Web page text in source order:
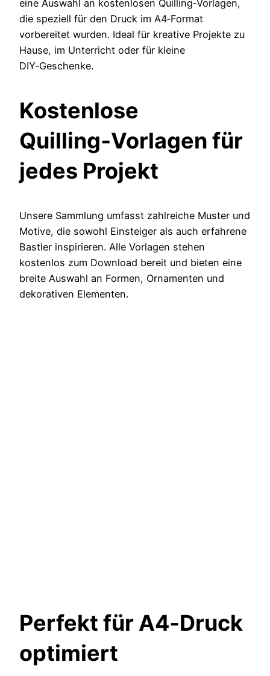
eine Auswahl an kostenlosen Quilling‑Vorlagen,
die speziell für den Druck im A4‑Format
vorbereitet wurden. Ideal für kreative Projekte zu
Hause, im Unterricht oder für kleine
DIY‑Geschenke.
Kostenlose
Quilling‑Vorlagen für
jedes Projekt
Unsere Sammlung umfasst zahlreiche Muster und
Motive, die sowohl Einsteiger als auch erfahrene
Bastler inspirieren. Alle Vorlagen stehen
kostenlos zum Download bereit und bieten eine
breite Auswahl an Formen, Ornamenten und
dekorativen Elementen.
Perfekt für A4‑Druck
optimiert